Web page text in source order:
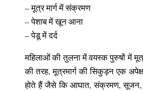
– मूत्र मार्ग में संक्रमण
– पेशाब में खून आना
– पेडू में दर्द
महिलाओं की तुलना में वयस्क पुरुषों में
की तरह, मूत्रमार्ग की सिकुड़न एक
होते हैं जैसे कि आघात, संक्रमण, सूजन,